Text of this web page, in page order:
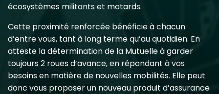
écosystèmes militants et motards.
Cette proximité renforcée bénéficie à chacun
d’entre vous, tant à long terme qu’au quotidien. En
atteste la détermination de la Mutuelle à garder
toujours 2 roues d’avance, en répondant à vos
besoins en matière de nouvelles mobilités. Elle peut
donc vous proposer un nouveau produit d’assurance